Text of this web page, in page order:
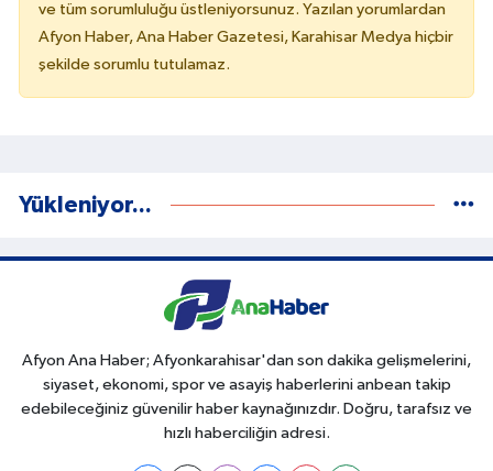
ve tüm sorumluluğu üstleniyorsunuz. Yazılan yorumlardan
Afyon Haber, Ana Haber Gazetesi, Karahisar Medya hiçbir
şekilde sorumlu tutulamaz.
Yükleniyor...
Afyon Ana Haber; Afyonkarahisar'dan son dakika gelişmelerini,
siyaset, ekonomi, spor ve asayiş haberlerini anbean takip
edebileceğiniz güvenilir haber kaynağınızdır. Doğru, tarafsız ve
hızlı haberciliğin adresi.